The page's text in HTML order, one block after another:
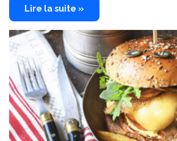
Lire la suite »